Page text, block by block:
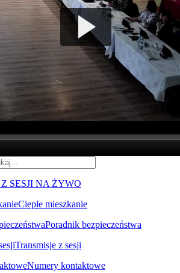
SESJI NA ŻYWO
Ciepłe mieszkanie
Poradnik bezpieczeństwa
Transmisje z sesji
Numery kontaktowe